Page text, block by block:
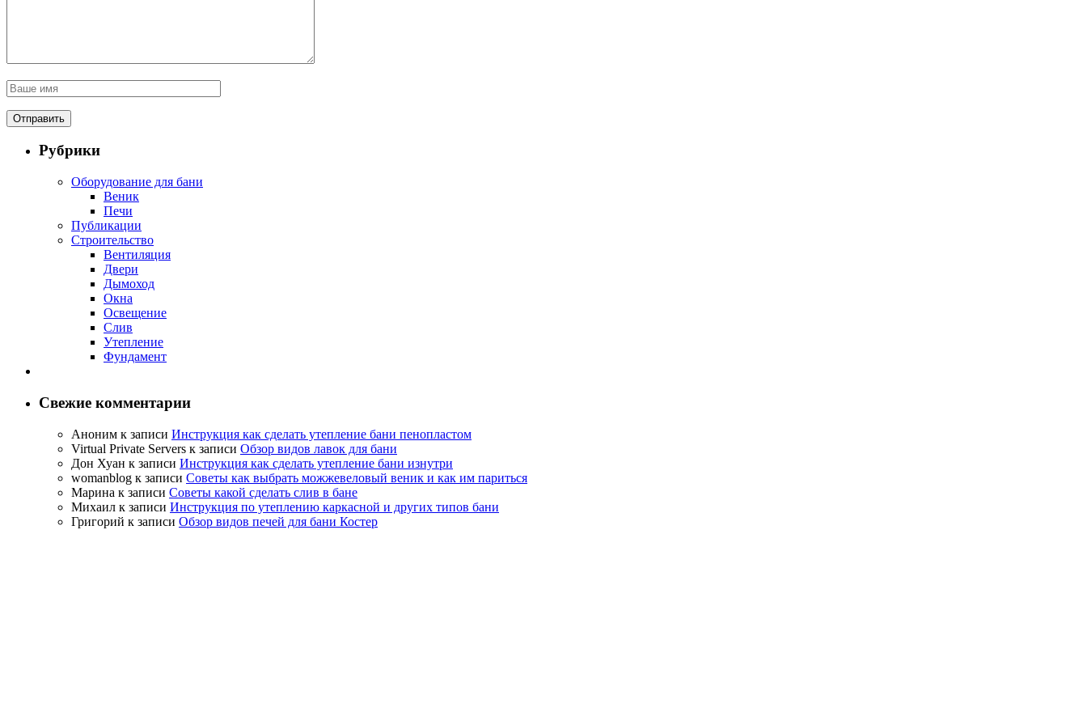
Рубрики
Оборудование для бани
Веник
Печи
Публикации
Строительство
Вентиляция
Двери
Дымоход
Окна
Освещение
Слив
Утепление
Фундамент
Свежие комментарии
Аноним к записи Инструкция как сделать утепление бани пенопластом
Virtual Private Servers к записи Обзор видов лавок для бани
Дон Хуан к записи Инструкция как сделать утепление бани изнутри
womanblog к записи Советы как выбрать можжевеловый веник и как им париться
Марина к записи Советы какой сделать слив в бане
Михаил к записи Инструкция по утеплению каркасной и других типов бани
Григорий к записи Обзор видов печей для бани Костер